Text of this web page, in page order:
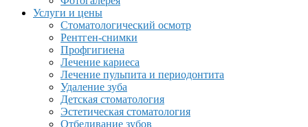
Услуги и цены
Стоматологический осмотр
Рентген-снимки
Профгигиена
Лечение кариеса
Лечение пульпита и периодонтита
Удаление зуба
Детская стоматология
Эстетическая стоматология
Отбеливание зубов